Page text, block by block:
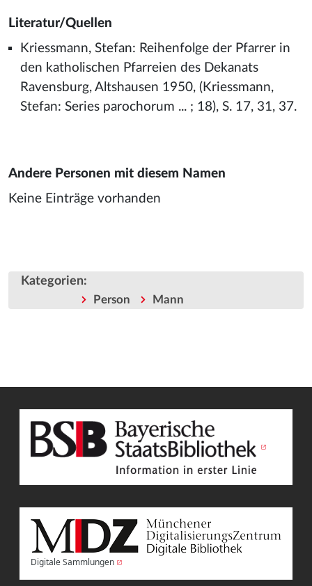
Literatur/Quellen
Kriessmann, Stefan: Reihenfolge der Pfarrer in
den katholischen Pfarreien des Dekanats
Ravensburg, Altshausen 1950, (Kriessmann,
Stefan: Series parochorum ... ; 18), S. 17, 31, 37.
Andere Personen mit diesem Namen
Keine Einträge vorhanden
Kategorien:
Person Mann
Digitale Sammlungen